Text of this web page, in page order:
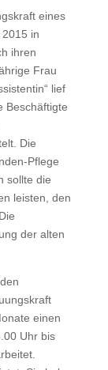
eines
in
ihren
Frau
lief
Beschäftigte
Die
Pflege
sollte die
leisten, den
der alten
einen
Uhr bis